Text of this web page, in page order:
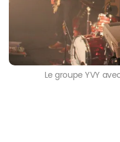
Le groupe YVY